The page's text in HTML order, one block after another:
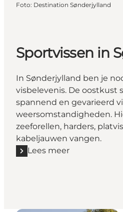
Foto: Destination Sønderjylland
Sportvissen in
In Sønderjylland ben je
visbelevenis. De oostkust
spannend en gevarieerd
weersomstandigheden.
zeeforellen, harders,
kabeljauwen vangen.
Lees meer
Lees meer "Sportvissen in